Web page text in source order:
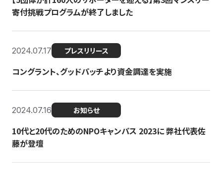
寄付挑戦プログラムが終了しました
2024.07.17 プレスリリース
コングラント、グッドパッチより資金調達を実施
2024.07.16 お知らせ
10代と20代のためのNPOキャンパス 2023に 弊社代表佐
藤が登壇